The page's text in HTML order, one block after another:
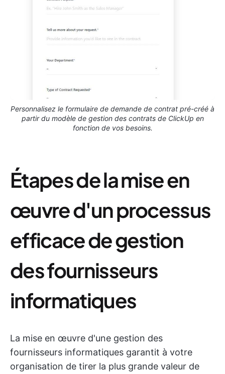
Personnalisez le formulaire de demande de contrat pré-créé à
partir du modèle de gestion des contrats de ClickUp en
fonction de vos besoins.
Étapes de la mise en
œuvre d'un processus
efficace de gestion
des fournisseurs
informatiques
La mise en œuvre d'une gestion des
fournisseurs informatiques garantit à votre
organisation de tirer la plus grande valeur de